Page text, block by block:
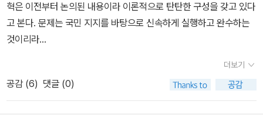
것이 저자의 주장이다. 이명박·박근혜 정부 시절의 검찰: 권력의 시녀
참여정부의 검찰개혁은 일부만 성공하고 실패했다. 검찰의 정치적 중
립은 보장되었으나 그 밖의 개혁 성과는 이루지 못했다. 검찰은 오히
시키는 등 모든 면에서 참여정부 정책을 반대했다. 여기에 그치지 않
혁은 이전부터 논의된 내용이라 이론적으로 탄탄한 구성을 갖고 있다
고 본다. 문제는 국민 지지를 바탕으로 신속하게 실행하고 완수하는
것이리라...
더보기
공감 (6) 댓글 (0)